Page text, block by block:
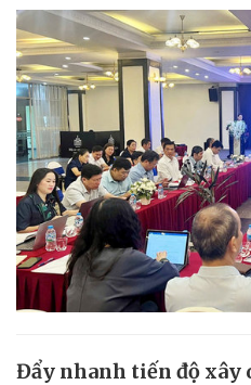
Đẩy nhanh tiến độ xây